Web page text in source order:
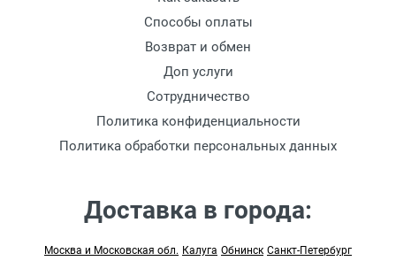
Способы оплаты
Возврат и обмен
Доп услуги
Сотрудничество
Политика конфиденциальности
Политика обработки персональных данных
Доставка в города:
Москва и Московская обл. Калуга Обнинск Санкт-Петербург